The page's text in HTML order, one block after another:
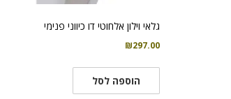
גלאי וילון אלחוטי דו כיווני פנימי
₪297.00
הוספה לסל